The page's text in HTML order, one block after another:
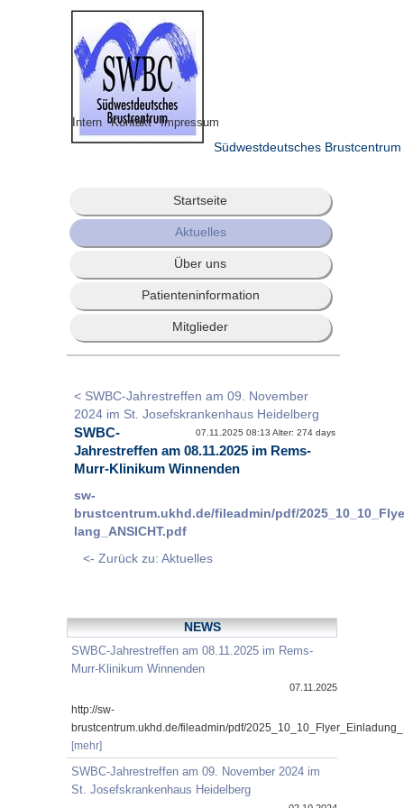
Intern Kontakt Impressum
Südwestdeutsches Brustcentrum
Startseite
Aktuelles
Über uns
Patienteninformation
Mitglieder
< SWBC-Jahrestreffen am 09. November
2024 im St. Josefskrankenhaus Heidelberg
07.11.2025 08:13 Alter: 274 days
SWBC-
Jahrestreffen am 08.11.2025 im Rems-
Murr-Klinikum Winnenden
sw-
brustcentrum.ukhd.de/fileadmin/pdf/
lang_ANSICHT.pdf
<- Zurück zu: Aktuelles
NEWS
SWBC-Jahrestreffen am 08.11.2025 im Rems-
Murr-Klinikum Winnenden
07.11.2025
http://sw-
brustcentrum.ukhd.de/fileadmin/pdf/
[mehr]
SWBC-Jahrestreffen am 09. November 2024 im
St. Josefskrankenhaus Heidelberg